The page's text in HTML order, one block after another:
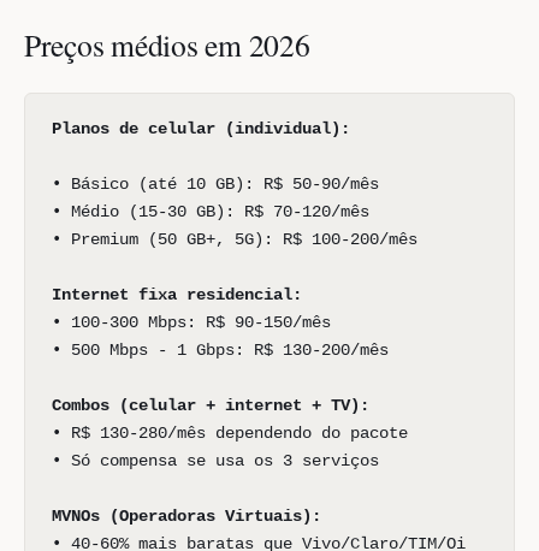
Preços médios em 2026
Planos de celular (individual):
• Básico (até 10 GB): R$ 50-90/mês
• Médio (15-30 GB): R$ 70-120/mês
• Premium (50 GB+, 5G): R$ 100-200/mês
Internet fixa residencial:
• 100-300 Mbps: R$ 90-150/mês
• 500 Mbps - 1 Gbps: R$ 130-200/mês
Combos (celular + internet + TV):
• R$ 130-280/mês dependendo do pacote
• Só compensa se usa os 3 serviços
MVNOs (Operadoras Virtuais):
• 40-60% mais baratas que Vivo/Claro/TIM/Oi